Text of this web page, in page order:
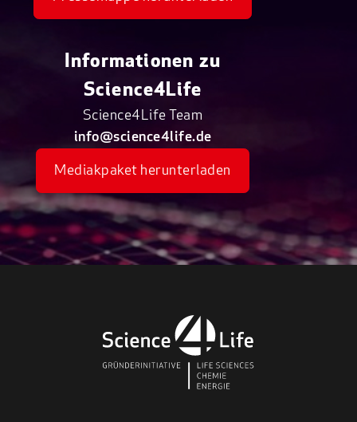
Informationen zu
Science4Life
Science4Life Team
info@science4life.de
Mediakpaket herunterladen